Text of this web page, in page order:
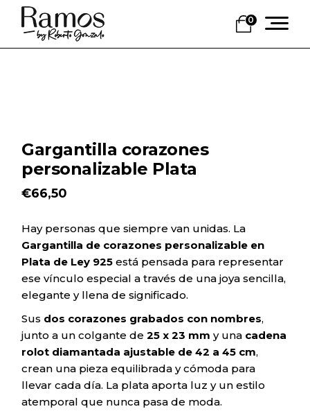
Skip
content
0
Gargantilla corazones
personalizable Plata
€66,50
Hay personas que siempre van unidas. La
Gargantilla de corazones personalizable en
Plata de Ley 925 está pensada para representar
ese vínculo especial a través de una joya sencilla,
elegante y llena de significado.
Sus dos corazones grabados con nombres,
junto a un colgante de25 x 23 mm y una cadena
rolot diamantada ajustable de 42 a 45 cm,
crean una pieza equilibrada y cómoda para
llevar cada día. La plata aporta luz y un estilo
atemporal que nunca pasa de moda.